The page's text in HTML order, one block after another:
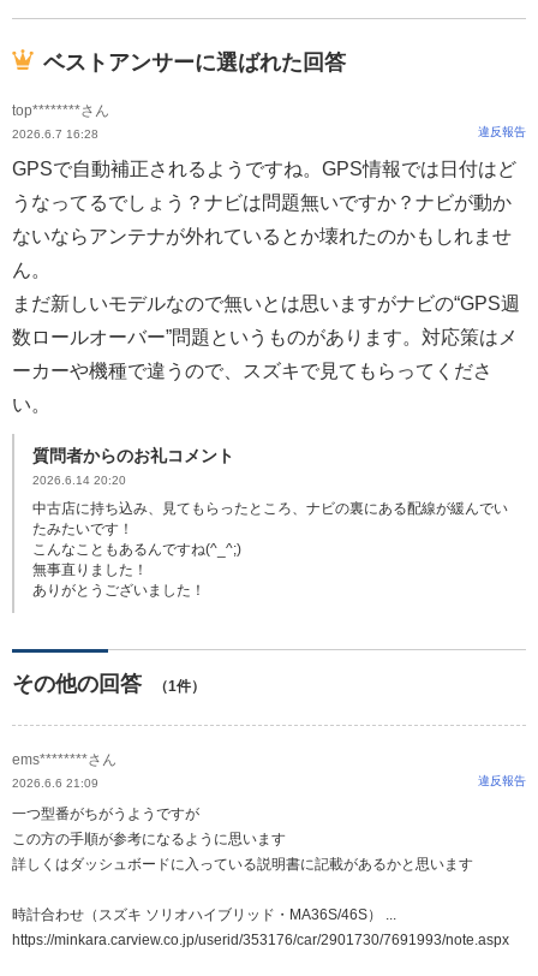
ベストアンサーに選ばれた回答
top********さん
2026.6.7 16:28 違反報告
GPSで自動補正されるようですね。GPS情報では日付はど
うなってるでしょう？ナビは問題無いですか？ナビが動か
ないならアンテナが外れているとか壊れたのかもしれませ
ん。
まだ新しいモデルなので無いとは思いますがナビの“GPS週
数ロールオーバー”問題というものがあります。対応策はメ
ーカーや機種で違うので、スズキで見てもらってくださ
い。
質問者からのお礼コメント
2026.6.14 20:20
中古店に持ち込み、見てもらったところ、ナビの裏にある配線が緩んでい
たみたいです！
こんなこともあるんですね(^_^;)
無事直りました！
ありがとうございました！
その他の回答 （1件）
ems********さん
2026.6.6 21:09 違反報告
一つ型番がちがうようですが
この方の手順が参考になるように思います
詳しくはダッシュボードに入っている説明書に記載があるかと思います
時計合わせ（スズキ ソリオハイブリッド・MA36S/46S） ...
https://minkara.carview.co.jp/userid/353176/car/2901730/7691993/note.aspx